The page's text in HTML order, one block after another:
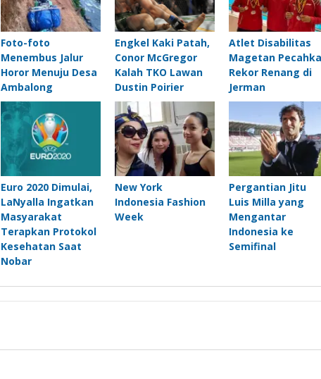
Foto-foto
Menembus Jalur
Horor Menuju Desa
Ambalong
Engkel Kaki Patah,
Conor McGregor
Kalah TKO Lawan
Dustin Poirier
Atlet Disabilitas
Magetan
Rekor Renang di
Jerman
Euro 2020 Dimulai,
LaNyalla Ingatkan
Masyarakat
Terapkan Protokol
Kesehatan Saat
Nobar
New York
Indonesia Fashion
Week
Pergantian Jitu
Luis Milla yang
Mengantar
Indonesia ke
Semifinal